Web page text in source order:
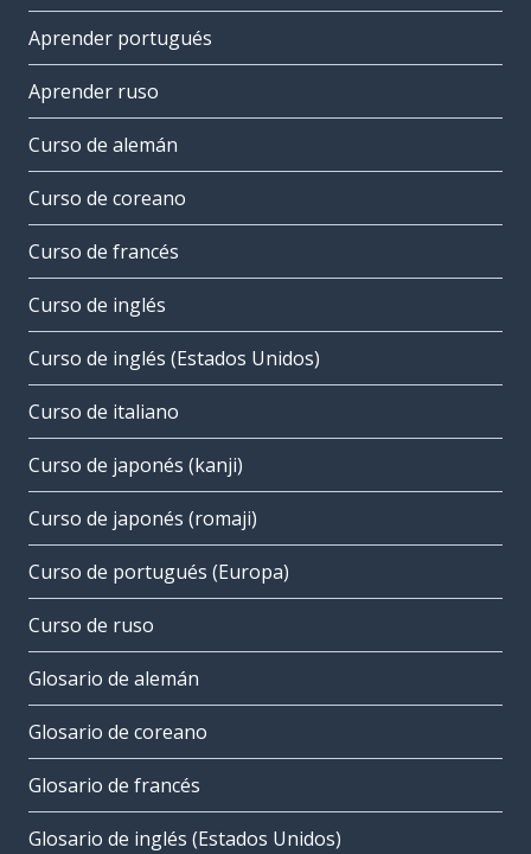
Aprender portugués
Aprender ruso
Curso de alemán
Curso de coreano
Curso de francés
Curso de inglés
Curso de inglés (Estados Unidos)
Curso de italiano
Curso de japonés (kanji)
Curso de japonés (romaji)
Curso de portugués (Europa)
Curso de ruso
Glosario de alemán
Glosario de coreano
Glosario de francés
Glosario de inglés (Estados Unidos)